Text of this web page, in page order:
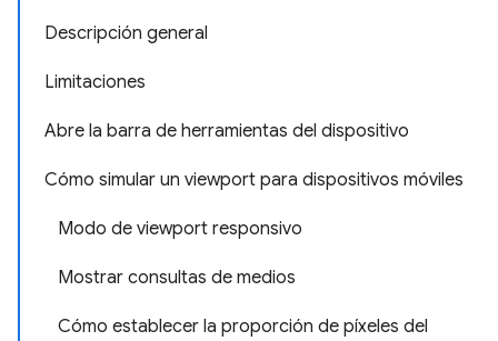
Descripción general
Limitaciones
Abre la barra de herramientas del dispositivo
Cómo simular un viewport para dispositivos móviles
Modo de viewport responsivo
Mostrar consultas de medios
Cómo establecer la proporción de píxeles del